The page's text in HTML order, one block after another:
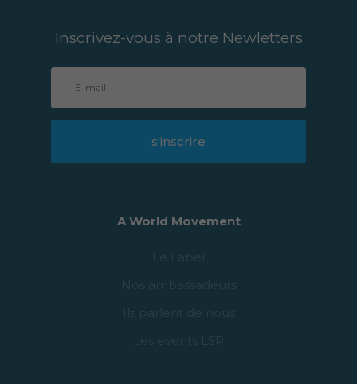
Inscrivez-vous à notre Newletters
s'inscrire
A World Movement
Le Label
Nos ambassadeurs
Ils parlent de nous
Les events LSP